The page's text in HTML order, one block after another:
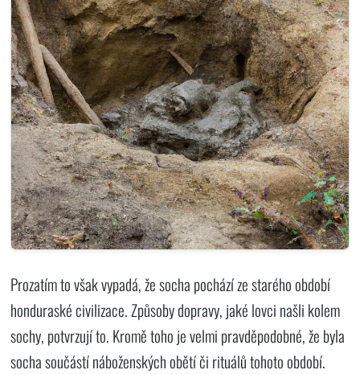
Prozatím to však vypadá, že socha pochází ze starého období
honduraské civilizace. Způsoby dopravy, jaké lovci našli kolem
sochy, potvrzují to. Kromě toho je velmi pravděpodobné, že byla
socha součástí náboženských obětí či rituálů tohoto období.